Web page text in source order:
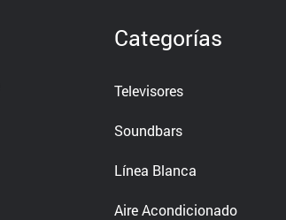
Categorías
Televisores
Soundbars
Línea Blanca
Aire Acondicionado